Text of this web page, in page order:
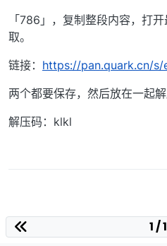
「786」，复制整段内容，打
取。
链接： https://pan.quark.cn/s/
两个都要保存，然后放在一起
解压码：klkl
1 / 1